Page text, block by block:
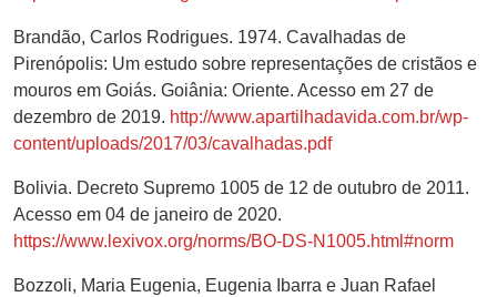
Brandão, Carlos Rodrigues. 1974. Cavalhadas de
Pirenópolis: Um estudo sobre representações de cristãos e
mouros em Goiás. Goiânia: Oriente. Acesso em 27 de
dezembro de 2019. http://www.apartilhadavida.com.br/wp-
content/uploads/2017/03/cavalhadas.pdf
Bolivia. Decreto Supremo 1005 de 12 de outubro de 2011.
Acesso em 04 de janeiro de 2020.
https://www.lexivox.org/norms/BO-DS-N1005.html#norm
Bozzoli, Maria Eugenia, Eugenia Ibarra e Juan Rafael